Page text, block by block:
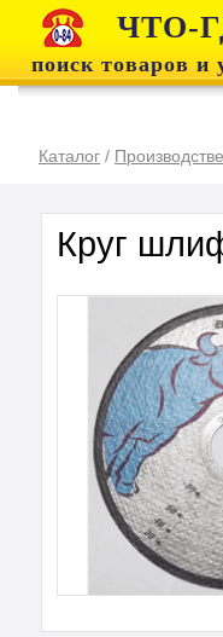
ЧТО-
поиск товаров и
Каталог /
Круг